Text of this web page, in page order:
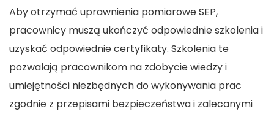
Aby otrzymać uprawnienia pomiarowe SEP,
pracownicy muszą ukończyć odpowiednie szkolenia i
uzyskać odpowiednie certyfikaty. Szkolenia te
pozwalają pracownikom na zdobycie wiedzy i
umiejętności niezbędnych do wykonywania prac
zgodnie z przepisami bezpieczeństwa i zalecanymi